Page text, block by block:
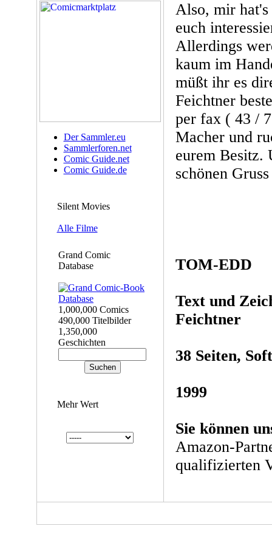
Der Sammler.eu
Sammlerforen.net
Comic Guide.net
Comic Guide.de
Silent Movies
Alle Filme
Grand Comic
Database
1,000,000 Comics
490,000 Titelbilder
1,350,000
Geschichten
Mehr Wert
Also, mir
euch
Allerdings
kaum im
müßt ihr es
Feichtner
per fax ( 43 /
Macher und
eurem Besitz.
schönen
TOM-EDD
Text und
Feichtner
38 Seiten,
1999
Sie können
Amazon-
qualifizierten